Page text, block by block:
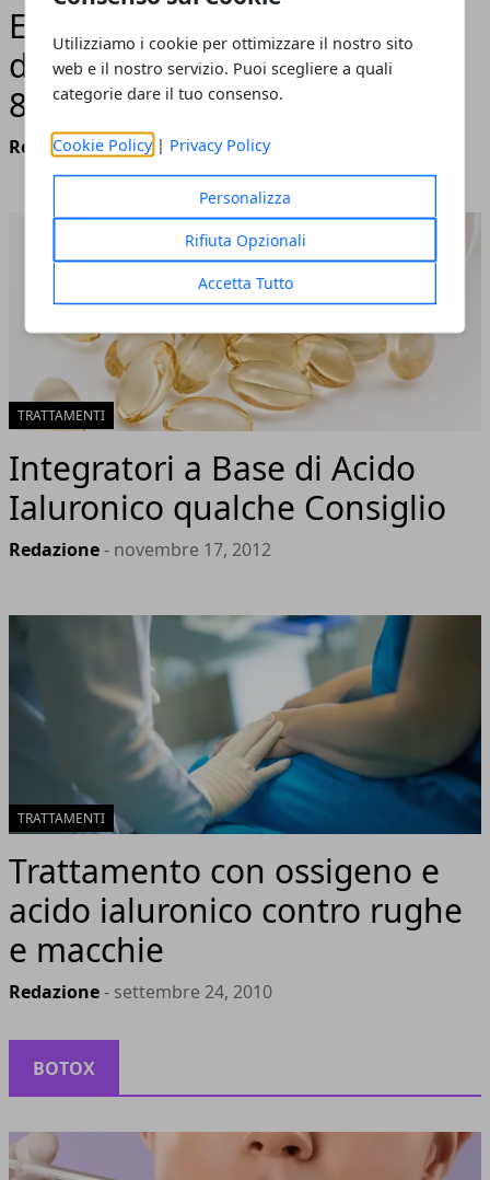
Utilizziamo i cookie per ottimizzare il nostro sito
web e il nostro servizio. Puoi scegliere a quali
categorie dare il tuo consenso.
Cookie Policy | Privacy Policy
Personalizza
Rifiuta Opzionali
Accetta Tutto
Epilazione: i vantaggi
dell’utilizzo del laser a diodo
808 professionale
Redazione- febbraio 23, 2021
TRATTAMENTI
Integratori a Base di Acido
Ialuronico qualche Consiglio
Redazione- novembre 17, 2012
TRATTAMENTI
Trattamento con ossigeno e
acido ialuronico contro rughe
e macchie
Redazione- settembre 24, 2010
BOTOX